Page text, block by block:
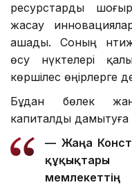
ресурстарды
жасау
ашады. Соның
өсу нүктелері
көршілес өңірлерге
Бұдан бөлек
капиталды дамытуға
— Жаңа